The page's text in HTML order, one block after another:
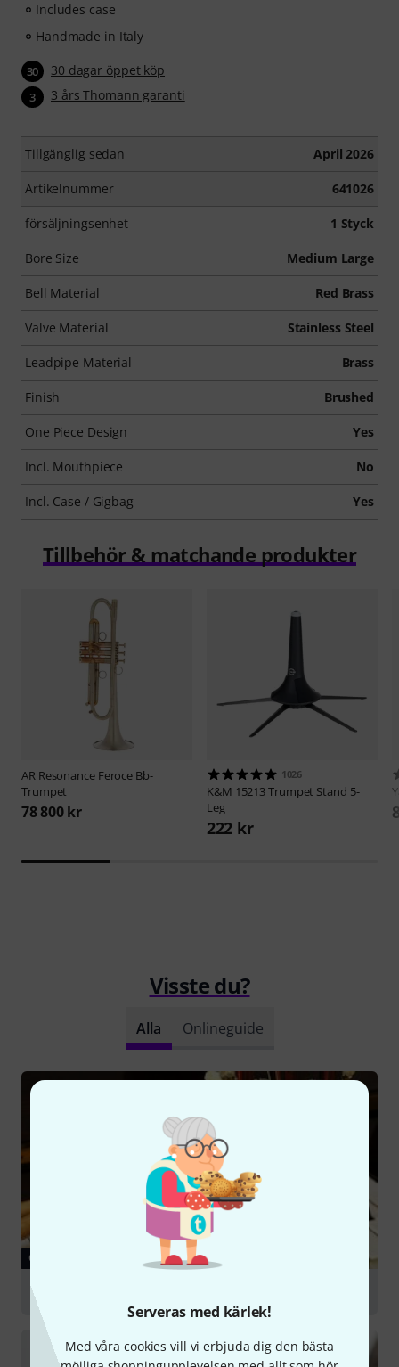
Serveras med kärlek!
Med våra cookies vill vi erbjuda dig den bästa
Includes case
Handmade in Italy
30 30 dagar öppet köp
3 3 års Thomann garanti
Tillgänglig sedan April 2026
Artikelnummer 641026
försäljningsenhet 1 Styck
Bore Size Medium Large
Bell Material Red Brass
Valve Material Stainless Steel
Leadpipe Material Brass
Finish Brushed
One Piece Design Yes
Incl. Mouthpiece No
Incl. Case / Gigbag Yes
Tillbehör & matchande produkter
AR Resonance Feroce Bb-
Trumpet
78 800 kr
1026
K&M 15213 Trumpet Stand 5-
Leg
222 kr
Visste du?
Alla Onlineguide
GUIDE